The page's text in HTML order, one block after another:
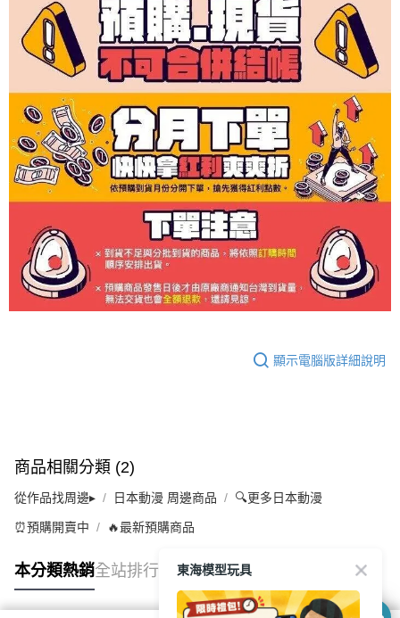
顯示電腦版詳細說明
商品相關分類 (2)
從作品找周邊▸ 日本動漫 周邊商品 🔍更多日本動漫
⏰預購開賣中 🔥最新預購商品
本分類熱銷全站排行 東海模型玩具